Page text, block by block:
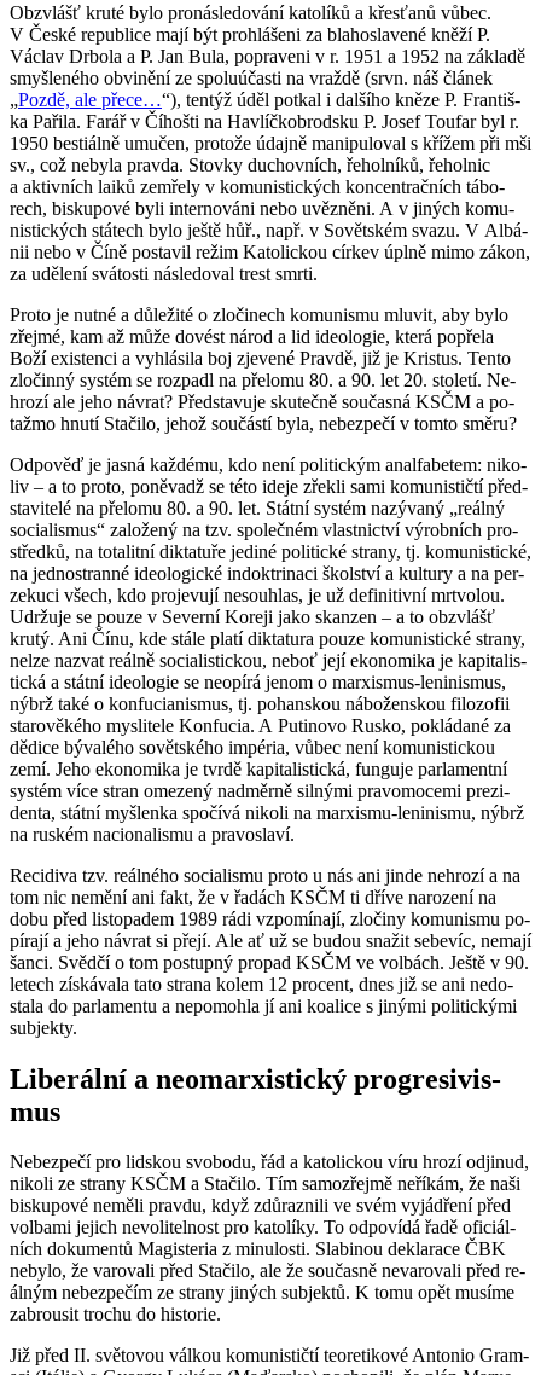
Ob­zvlášť kruté bylo pro­ná­sle­do­vá­ní ka­to­lí­ků a křes­ťa­nů vůbec.
V České re­pub­li­ce mají být pro­hlá­še­ni za bla­ho­sla­ve­né kněží P.
Vác­lav Dr­bo­la a P. Jan Bula, po­pra­ve­ni v r. 1951 a 1952 na zá­kla­dě
smyš­le­né­ho ob­vi­ně­ní ze spo­lu­účas­ti na vraž­dě (srvn. náš člá­nek
„Pozdě, ale přece…“), ten­týž úděl po­tkal i dal­ší­ho kněze P. Fran­tiš­
ka Pa­ři­la. Farář v Čí­hošti na Havlíč­kob­rod­sku P. Josef Tou­far byl r.
1950 bes­ti­ál­ně umu­čen, pro­to­že údaj­ně ma­ni­pu­lo­val s kří­žem při mši
sv., což ne­by­la prav­da. Stov­ky du­chov­ních, ře­hol­ní­ků, ře­hol­nic
a ak­tiv­ních laiků ze­mře­ly v ko­mu­nis­tic­kých kon­cen­t­rač­ních tá­bo­
rech, bis­ku­po­vé byli in­ter­no­vá­ni nebo uvěz­ně­ni. A v ji­ných ko­mu­
nis­tic­kých stá­tech bylo ještě hůř., např. v So­vět­ském svazu. V Al­bá­
nii nebo v Číně po­sta­vil režim Ka­to­lic­kou cír­kev úplně mimo zákon,
za udě­le­ní svá­tos­ti ná­sle­do­val trest smrti.
Proto je nutné a dů­le­ži­té o zlo­či­nech ko­mu­nis­mu mlu­vit, aby bylo
zřej­mé, kam až může do­vést národ a lid ide­o­lo­gie, která po­pře­la
Boží exis­ten­ci a vy­hlá­si­la boj zje­ve­né Prav­dě, již je Kris­tus. Tento
zlo­čin­ný sys­tém se roz­pa­dl na pře­lo­mu 80. a 90. let 20. sto­le­tí. Ne­
hro­zí ale jeho ná­vrat? Před­sta­vu­je sku­teč­ně sou­čas­ná KSČM a po­
taž­mo hnutí Sta­či­lo, jehož sou­čás­tí byla, ne­bez­pe­čí v tomto směru?
Od­po­věď je jasná kaž­dé­mu, kdo není po­li­tic­kým anal­fa­be­tem: ni­ko­
liv – a to proto, po­ně­vadž se této ideje zřek­li sami ko­mu­nis­tič­tí před­
sta­vi­te­lé na pře­lo­mu 80. a 90. let. Stát­ní sys­tém na­zý­va­ný „re­ál­ný
so­ci­a­lis­mus“ za­lo­že­ný na tzv. spo­leč­ném vlast­nic­tví vý­rob­ních pro­
střed­ků, na to­ta­lit­ní dik­ta­tu­ře je­di­né po­li­tic­ké stra­ny, tj. ko­mu­nis­tic­ké,
na jed­no­stran­né ide­o­lo­gic­ké in­dok­tri­na­ci škol­ství a kul­tu­ry a na per­
ze­ku­ci všech, kdo pro­je­vu­jí ne­sou­hlas, je už de­fi­ni­tiv­ní mrt­vo­lou.
Udr­žu­je se pouze v Se­ver­ní Ko­re­ji jako skan­zen – a to ob­zvlášť
krutý. Ani Čínu, kde stále platí dik­ta­tu­ra pouze ko­mu­nis­tic­ké stra­ny,
nelze na­zvat re­ál­ně so­ci­a­lis­tic­kou, neboť její eko­no­mi­ka je ka­pi­ta­lis­
tic­ká a stát­ní ide­o­lo­gie se ne­o­pí­rá jenom o mar­xis­mus-le­ni­nis­mus,
nýbrž také o kon­fu­ci­a­nis­mus, tj. po­han­skou ná­bo­žen­skou fi­lo­zo­fii
sta­ro­vě­ké­ho mys­li­te­le Kon­fu­cia. A Pu­ti­no­vo Rusko, po­klá­da­né za
dě­di­ce bý­va­lé­ho so­vět­ské­ho im­pé­ria, vůbec není ko­mu­nis­tic­kou
zemí. Jeho eko­no­mi­ka je tvrdě ka­pi­ta­lis­tic­ká, fun­gu­je par­la­ment­ní
sys­tém více stran ome­ze­ný nad­měr­ně sil­ný­mi pra­vo­mo­ce­mi pre­zi­
den­ta, stát­ní myš­len­ka spo­čí­vá ni­ko­li na mar­xis­mu-le­ni­nis­mu, nýbrž
na rus­kém na­ci­o­na­lis­mu a pra­vosla­ví.
Re­ci­di­va tzv. re­ál­né­ho so­ci­a­lis­mu proto u nás ani jinde ne­hro­zí a na
tom nic ne­mě­ní ani fakt, že v řa­dách KSČM ti dříve na­ro­ze­ní na
dobu před lis­to­pa­dem 1989 rádi vzpo­mí­na­jí, zlo­či­ny ko­mu­nis­mu po­
pí­ra­jí a jeho ná­vrat si přejí. Ale ať už se budou sna­žit se­be­víc, ne­ma­jí
šanci. Svěd­čí o tom po­stup­ný pro­pad KSČM ve vol­bách. Ještě v 90.
le­tech zís­ká­va­la tato stra­na kolem 12 pro­cent, dnes již se ani ne­do­
sta­la do par­la­men­tu a ne­po­moh­la jí ani ko­a­li­ce s ji­ný­mi po­li­tic­ký­mi
sub­jek­ty.
Li­be­rál­ní a ne­o­mar­xis­tic­ký pro­gre­si­vis­
mus
Ne­bez­pe­čí pro lid­skou svo­bo­du, řád a ka­to­lic­kou víru hrozí od­ji­nud,
ni­ko­li ze stra­ny KSČM a Sta­či­lo. Tím sa­mo­zřej­mě ne­ří­kám, že naši
bis­ku­po­vé ne­mě­li prav­du, když zdů­raz­ni­li ve svém vy­já­d­ře­ní před
vol­ba­mi je­jich ne­vo­li­tel­nost pro ka­to­lí­ky. To od­po­ví­dá řadě ofi­ci­ál­
ních do­ku­men­tů Magis­te­ria z mi­nu­los­ti. Sla­bi­nou de­kla­ra­ce ČBK
ne­by­lo, že va­ro­va­li před Sta­či­lo, ale že sou­čas­ně ne­va­ro­va­li před re­
ál­ným ne­bez­pe­čím ze stra­ny ji­ných sub­jek­tů. K tomu opět mu­sí­me
za­brou­sit tro­chu do his­to­rie.
Již před II. svě­to­vou vál­kou ko­mu­nis­tič­tí te­o­re­ti­ko­vé An­to­nio Gram­